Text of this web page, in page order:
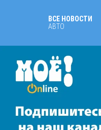
ВСЕ НОВОСТИ
АВТО